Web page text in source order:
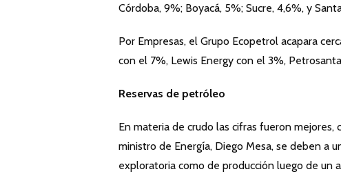
Córdoba, 9%; Boyacá, 5%; Sucre, 4,6%, y
Por Empresas, el Grupo Ecopetrol acapara
con el 7%, Lewis Energy con el 3%,
Reservas de petróleo
En materia de crudo las cifras fueron mejores,
ministro de Energía, Diego Mesa, se deben a
exploratoria como de producción luego de un